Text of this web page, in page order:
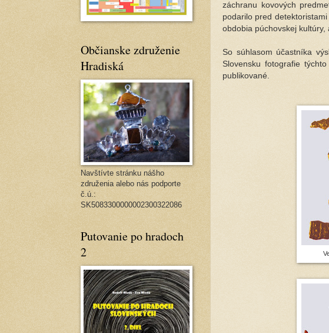
záchranu kovových
podarilo pred
obdobia púchovskej
So súhlasom účastníka
Slovensku fotografie
publikované.
Občianske združenie
Hradiská
Navštívte stránku nášho
združenia alebo nás podporte
č.ú.:
SK5083300000002300322086
Putovanie po hradoch
2